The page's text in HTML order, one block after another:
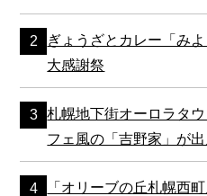
ぎょうざとカレー「み
大感謝祭
札幌地下街オーロラタ
フェ風の「吉野家」が
「オリーブの丘札幌西